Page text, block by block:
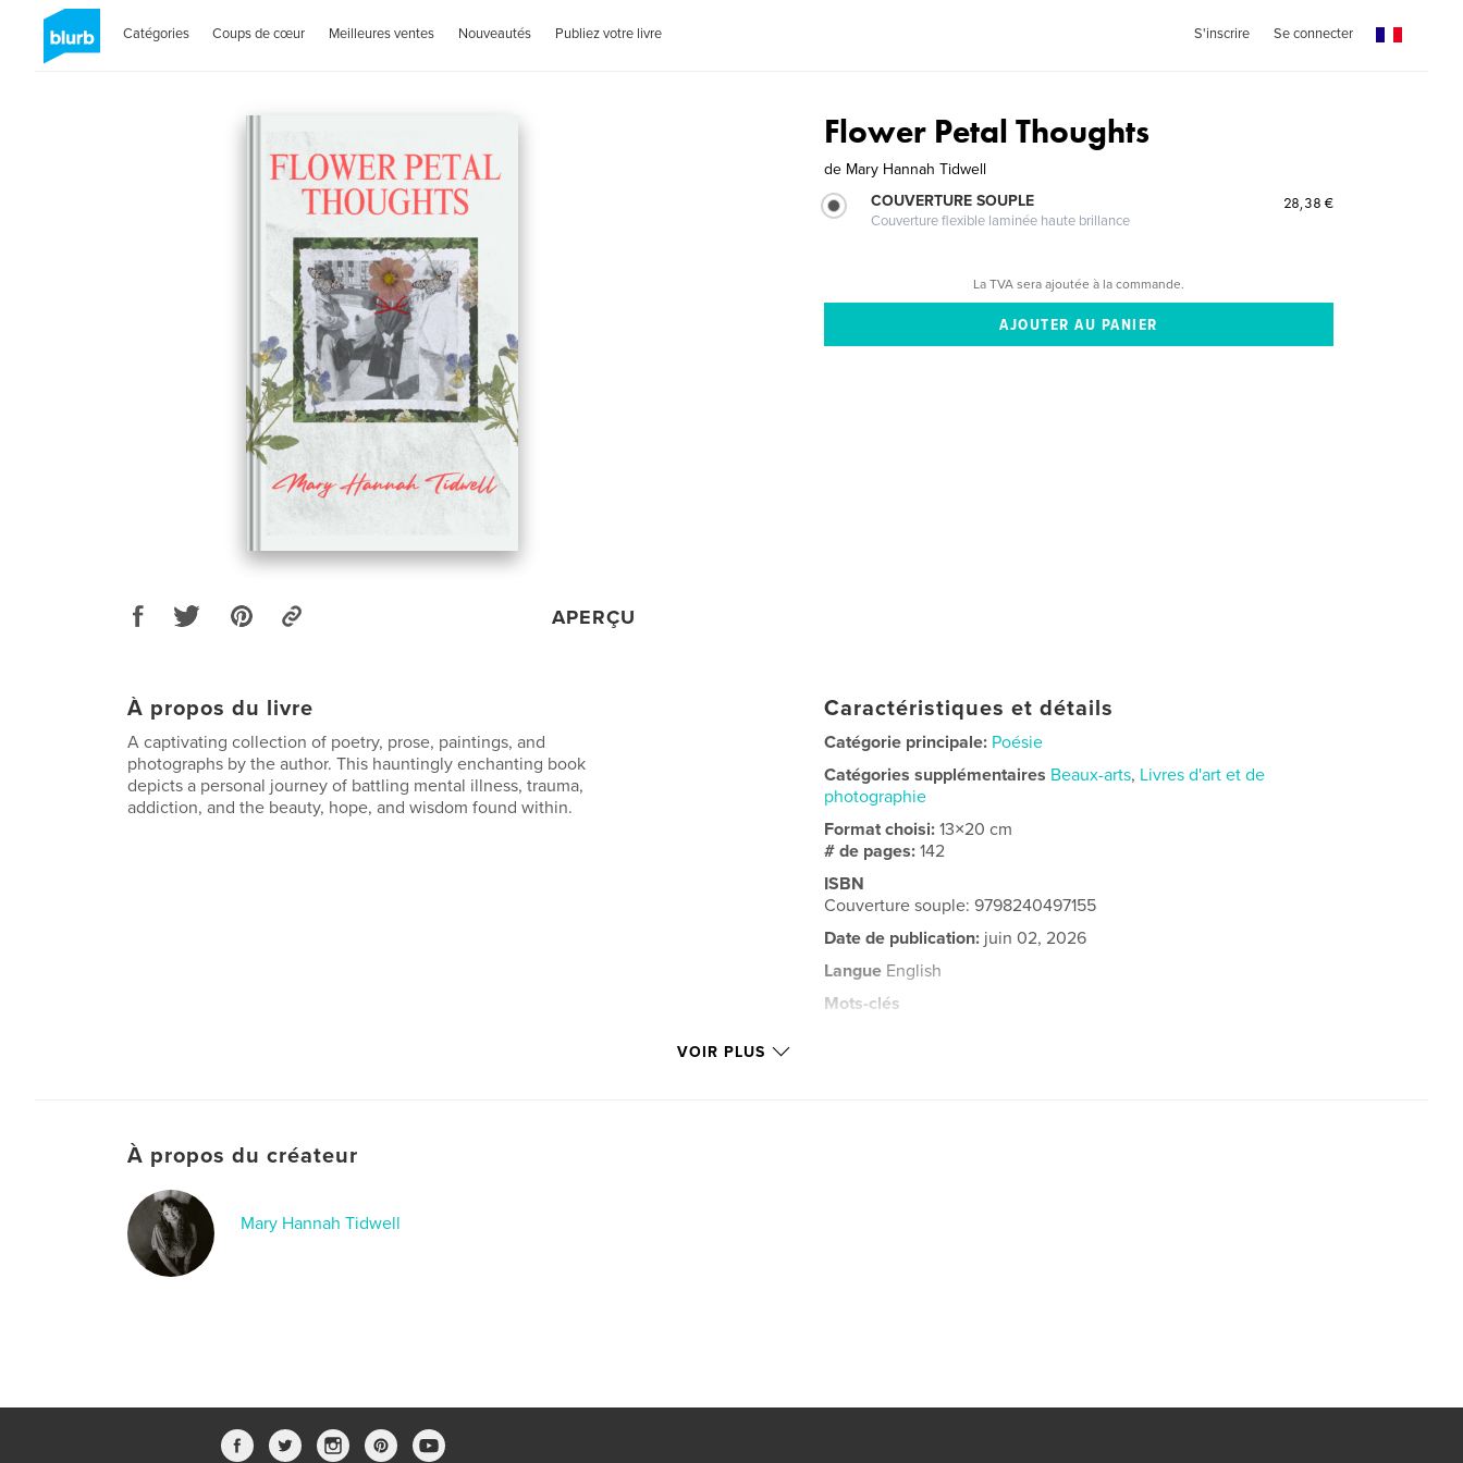
Catégories Coups de cœur Meilleures ventes Nouveautés Publiez votre livre S'inscrire Se connecter
APERÇU
Flower Petal Thoughts
de Mary Hannah Tidwell
COUVERTURE SOUPLE
Couverture flexible laminée haute brillance
28,38 €
La TVA sera ajoutée à la commande.
À propos du livre
A captivating collection of poetry, prose, paintings, and
photographs by the author. This hauntingly enchanting book
depicts a personal journey of battling mental illness, trauma,
addiction, and the beauty, hope, and wisdom found within.
Caractéristiques et détails
Catégorie principale: Poésie
Catégories supplémentaires Beaux-arts, Livres d'art et de
photographie
Format choisi:13×20 cm
# de pages:142
ISBN
Couverture souple: 9798240497155
Date de publication: juin 02, 2026
Langue English
Mots-clés
VOIR PLUS
À propos du créateur
Mary Hannah Tidwell